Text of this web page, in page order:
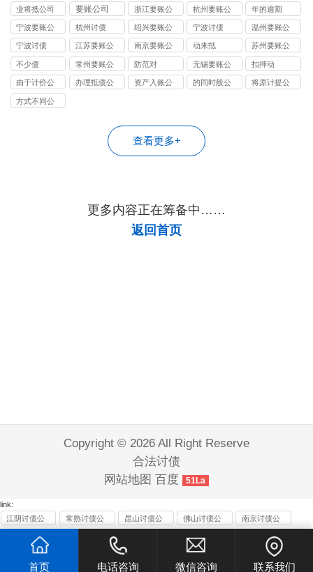
司
业将抵公司 要账公司
浙江要账公
司
杭州要账公
司
年的逾期
宁波要账公
司
杭州讨债
绍兴要账公
司
宁波讨债
温州要账公
司
宁波讨债
江苏要账公
司
南京要账公
司
动来抵
苏州要账公
司
不少债
常州要账公
司
防范对
无锡要账公
司
扣押动
由于计价公
司
办理抵债公
资产入账公
的同时般公
将原计提公
方式不同公
查看更多+
更多内容正在筹备中……
返回首页
Copyright © 2026 All Right Reserve
合法讨债
网站地图
百度 51La
首页 电话咨询 微信咨询 联系我们
link:
江阴讨债公
常熟讨债公
昆山讨债公
佛山讨债公
南京讨债公